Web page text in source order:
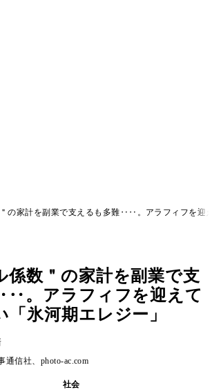
の家計を副業で支えるも多難‥‥。アラフィフを迎
係数＂の家計を副業で支
。アラフィフを迎えて
「氷河期エレジー」
信社、photo-ac.com
社会